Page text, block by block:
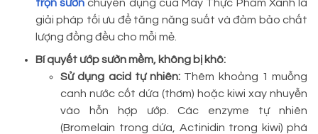
trộn sườn chuyên dụng của Máy Thực Phẩm Xanh là
giải pháp tối ưu để tăng năng suất và đảm bảo chất
lượng đồng đều cho mỗi mẻ.
Bí quyết ướp sườn mềm, không bị khô:
Sử dụng acid tự nhiên: Thêm khoảng 1 muỗng
canh nước cốt dứa (thơm) hoặc kiwi xay nhuyễn
vào hỗn hợp ướp. Các enzyme tự nhiên
(Bromelain trong dứa, Actinidin trong kiwi) phá